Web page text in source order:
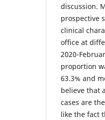
discussion.
prospective
clinical
office at
2020-
proportion
63.3% and
believe that
cases are
like the fact